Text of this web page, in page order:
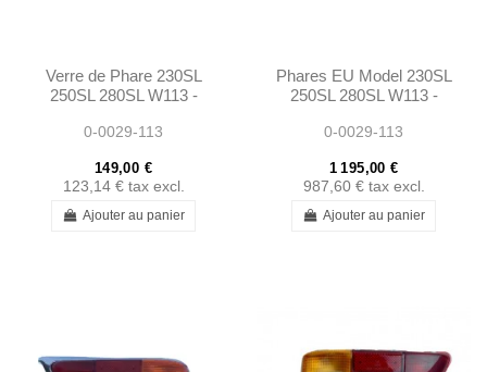
Verre de Phare 230SL
250SL 280SL W113 -
0-0029-113
149,00 €
123,14 € tax excl.
Ajouter au panier
Phares EU Model 230SL
250SL 280SL W113 -
0-0029-113
1 195,00 €
987,60 € tax excl.
Ajouter au panier